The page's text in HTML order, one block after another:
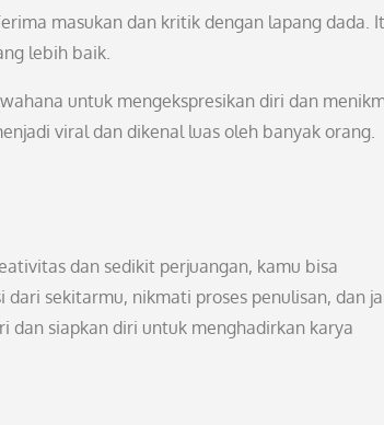
masukan dan kritik dengan lapang dada.
lebih baik.
untuk mengekspresikan diri dan
viral dan dikenal luas oleh banyak orang.
dan sedikit perjuangan, kamu bisa
sekitarmu, nikmati proses penulisan, dan
dan siapkan diri untuk menghadirkan karya